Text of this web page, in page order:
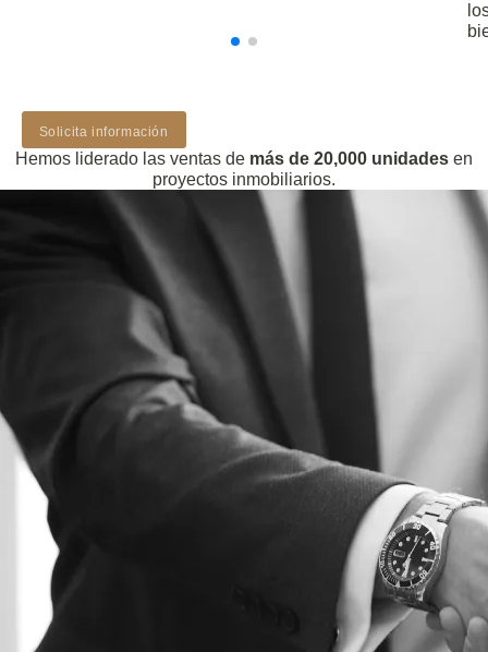
Solicita información
Hemos liderado las ventas de más de 20,000 unidades en
proyectos inmobiliarios.